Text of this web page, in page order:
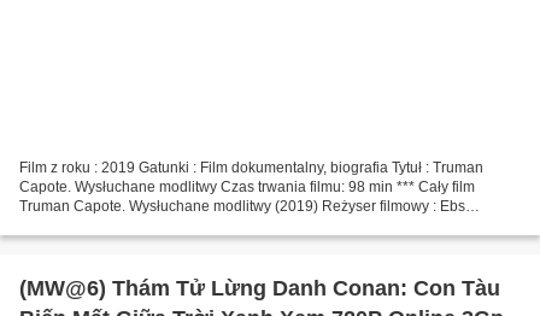
Film z roku : 2019 Gatunki : Film dokumentalny, biografia Tytuł : Truman
Capote. Wysłuchane modlitwy Czas trwania filmu: 98 min *** Cały film
Truman Capote. Wysłuchane modlitwy (2019) Reżyser filmowy : Ebs
(MW@6) Thám Tử Lừng Danh Conan: Con Tàu